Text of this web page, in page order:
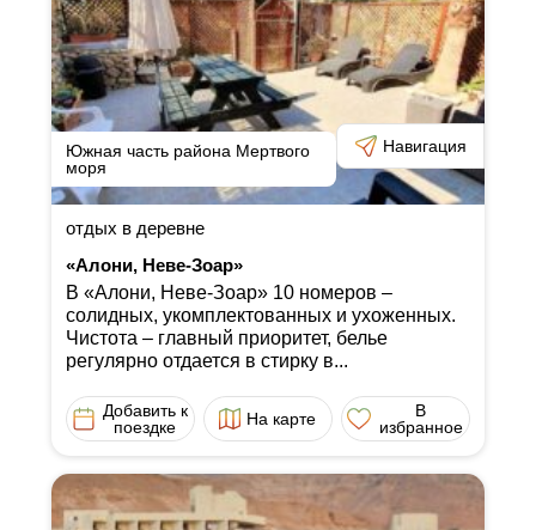
Южная часть района Мертвого
моря
Навигация
отдых в деревне
«Алони, Неве-Зоар»
В «Алони, Неве-Зоар» 10 номеров ‒
солидных, укомплектованных и ухоженных.
Чистота ‒ главный приоритет, белье
регулярно отдается в стирку в...
Добавить к
поездке
На карте
В
избранное